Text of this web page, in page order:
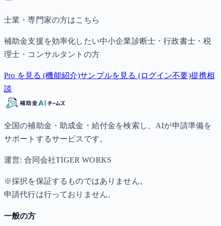
士業・専門家の方はこちら
補助金支援を効率化したい中小企業診断士・行政書士・税
理士・コンサルタントの方
Pro を見る (機能紹介)サンプルを見る (ログイン不要)提携相
談
全国の補助金・助成金・給付金を検索し、AIが申請準備を
サポートするサービスです。
運営: 合同会社TIGER WORKS
※採択を保証するものではありません。
申請代行は行っておりません。
一般の方